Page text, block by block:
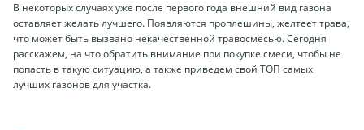
В некоторых случаях уже после первого года внешний вид газона
оставляет желать лучшего. Появляются проплешины, желтеет трава,
что может быть вызвано некачественной травосмесью. Сегодня
расскажем, на что обратить внимание при покупке смеси, чтобы не
попасть в такую ситуацию, а также приведем свой ТОП самых
лучших газонов для участка.